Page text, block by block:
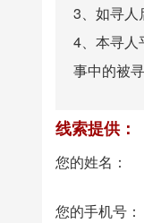
3、如寻人
4、本寻人
事中的被
线索提供：
您的姓名：
您的手机号：